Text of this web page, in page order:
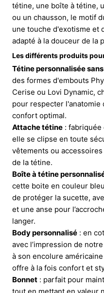
tétine, une boîte à tétine,
ou un chausson, le motif
une touche d'exotisme et
adapté à la douceur de la
Les différents produits
Tétine personnalisée
des formes d'embouts
Cerise ou Lovi Dynamic,
pour respecter l'anatomie
confort optimal.
Attache tétine : fabriquée
elle se clipse en toute
vêtements ou
de la tétine.
Boîte à tétine
cette boite en couleur
de protéger la sucette,
et une anse pour
langer.
Body personnalisé : en
avec l’impression de
à son encolure
offre à la fois confort et
Bonnet : parfait pour